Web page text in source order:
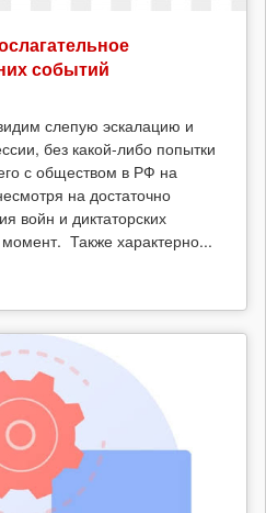
событий
слепую эскалацию и
без какой-либо попытки
с обществом в РФ на
на достаточно
войн и диктаторских
Также характерно...